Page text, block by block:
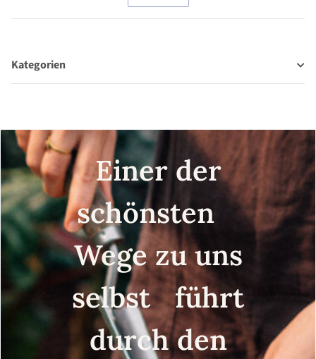
Kategorien
Einer der
schönsten
Wege zu uns
selbst führt
durch den